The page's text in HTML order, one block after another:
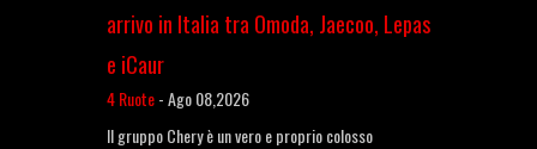
arrivo in Italia tra Omoda, Jaecoo, Lepas
e iCaur
4 Ruote-Ago 08,2026
Il gruppo Chery è un vero e proprio colosso